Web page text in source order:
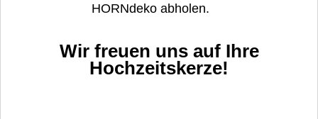
HORNdeko abholen.
Wir freuen uns auf Ihre
Hochzeitskerze!